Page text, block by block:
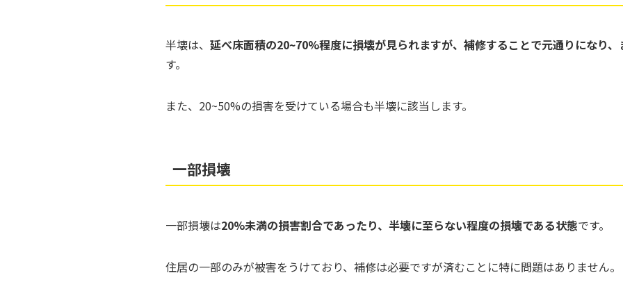
半壊は、 延べ床面積の20~70%程度に損壊が見られますが、補修することで元通りになり
す。
また、20~50%の損害を受けている場合も半壊に該当します。
一部損壊
一部損壊は20%未満の損害割合であったり、半壊に至らない程度の損壊である状態です。
住居の一部のみが被害をうけており、補修は必要ですが済むことに特に問題はありません。